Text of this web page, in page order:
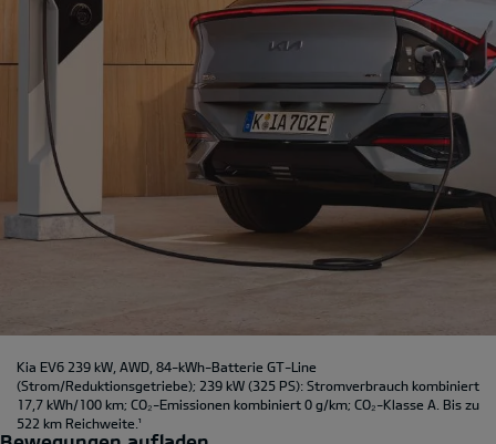
Kia EV6 239 kW, AWD, 84-kWh-Batterie GT-Line
(Strom/Reduktionsgetriebe); 239 kW (325 PS): Stromverbrauch kombiniert
17,7 kWh/100 km; CO₂-Emissionen kombiniert 0 g/km; CO₂-Klasse A. Bis zu
522 km Reichweite. ¹